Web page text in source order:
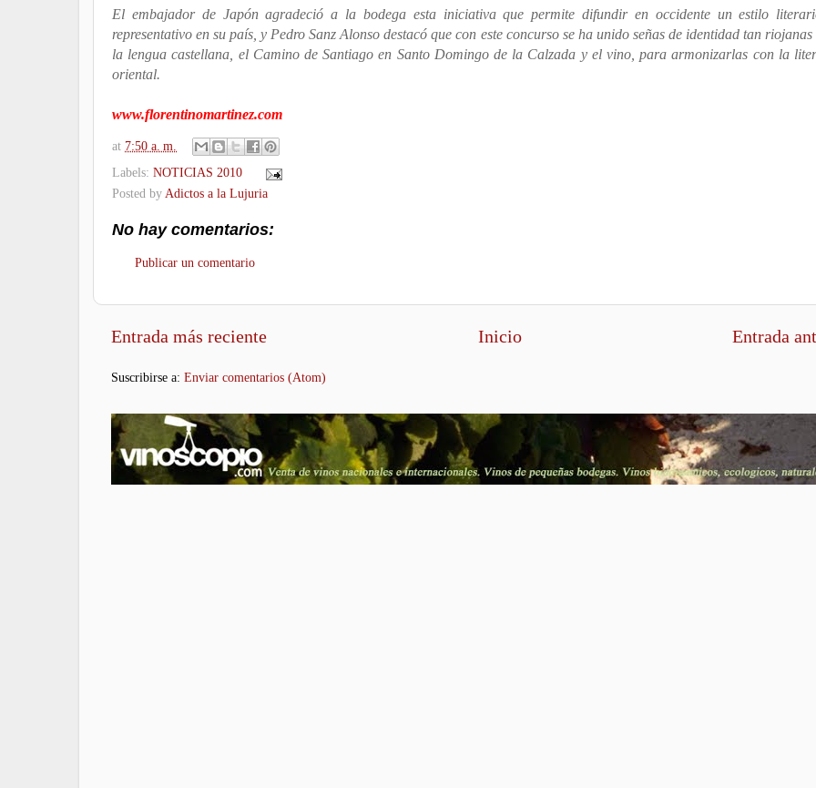
El embajador de Japón agradeció a la bodega esta iniciativa que permite difundir en occidente un estilo
representativo en su país, y Pedro Sanz Alonso destacó que con este concurso se ha unido señas de identidad tan
la lengua castellana, el Camino de Santiago en Santo Domingo de la Calzada y el vino, para armonizarlas con la
oriental.
www.florentinomartinez.com
at 7:50 a. m.
Labels: NOTICIAS 2010
Posted byAdictos a la Lujuria
No hay comentarios:
Publicar un comentario
Entrada más reciente Entrada
Inicio
Suscribirse a: Enviar comentarios (Atom)